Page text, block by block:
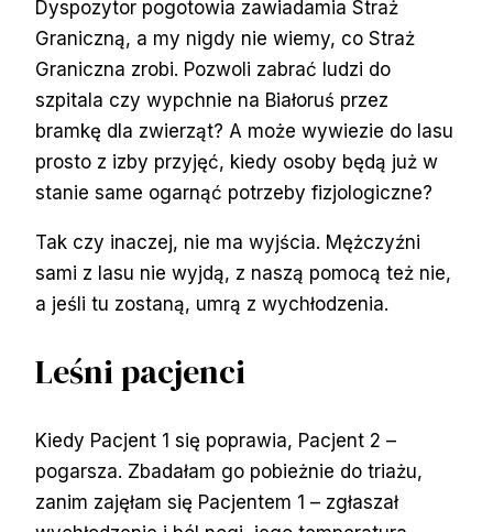
Dyspozytor pogotowia zawiadamia Straż
Graniczną, a my nigdy nie wiemy, co Straż
Graniczna zrobi. Pozwoli zabrać ludzi do
szpitala czy wypchnie na Białoruś przez
bramkę dla zwierząt? A może wywiezie do lasu
prosto z izby przyjęć, kiedy osoby będą już w
stanie same ogarnąć potrzeby fizjologiczne?
Tak czy inaczej, nie ma wyjścia. Mężczyźni
sami z lasu nie wyjdą, z naszą pomocą też nie,
a jeśli tu zostaną, umrą z wychłodzenia.
Leśni pacjenci
Kiedy Pacjent 1 się poprawia, Pacjent 2 –
pogarsza. Zbadałam go pobieżnie do triażu,
zanim zajęłam się Pacjentem 1 – zgłaszał